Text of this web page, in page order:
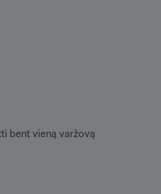
bent vieną varžovą